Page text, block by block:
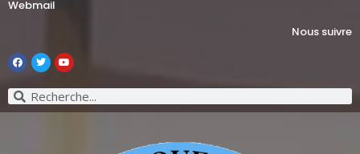
Webmail
Nous suivre